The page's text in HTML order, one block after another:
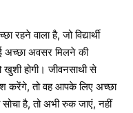
वाला है, जो विद्यार्थी
अच्छा अवसर मिलने की
होगी। जीवनसाथी से
करेंगे, तो वह आपके लिए अच्छा
है, तो अभी रुक जाएं, नहीं